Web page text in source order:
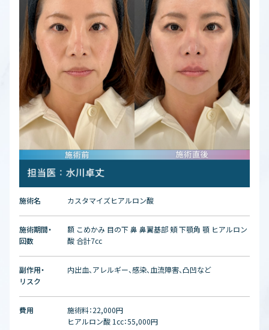
施術名 カスタマイズヒアルロン酸
施術期間・
回数
額 こめかみ 目の下 鼻 鼻翼基部 頬 下顎角 顎 ヒアルロン
酸 合計7cc
副作用・
リスク
内出血、アレルギー、感染、血流障害、凸凹など
費用
施術料：22,000円
ヒアルロン酸 1cc：55,000円